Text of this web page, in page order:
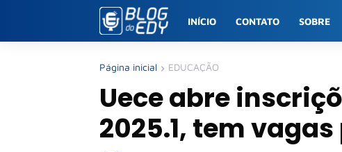
INÍCIO CONTATO SOBRE
Página inicial EDUCAÇÃO
Uece abre
2025.1, tem